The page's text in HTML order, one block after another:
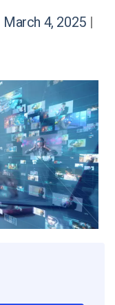
March 4, 2025|